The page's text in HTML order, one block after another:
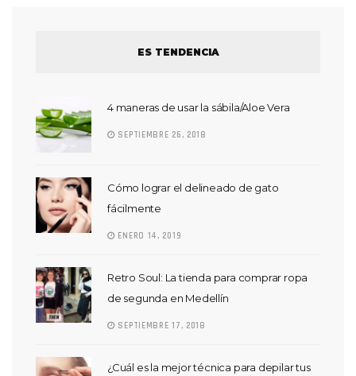
ES TENDENCIA
4 maneras de usar la sábila/Aloe Vera
SEPTIEMBRE 26, 2018
Cómo lograr el delineado de gato
fácilmente
ENERO 14, 2019
Retro Soul: La tienda para comprar ropa
de segunda en Medellín
SEPTIEMBRE 17, 2018
¿Cuál es la mejor técnica para depilar tus